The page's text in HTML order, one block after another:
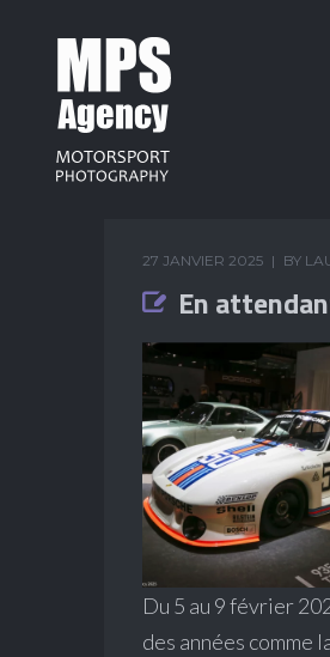
27 JANVIER 2025 BY
En
Du 5 au 9 février
des années comme